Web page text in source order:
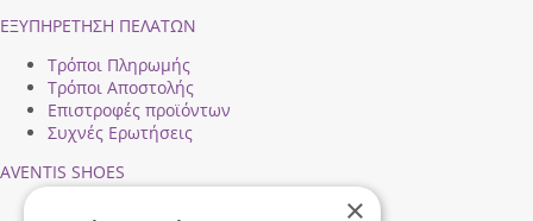
ΕΞΥΠΗΡΕΤΗΣΗ ΠΕΛΑΤΩΝ
Τρόποι Πληρωμής
Τρόποι Αποστολής
Επιστροφές προϊόντων
Συχνές Ερωτήσεις
AVENTIS SHOES
×